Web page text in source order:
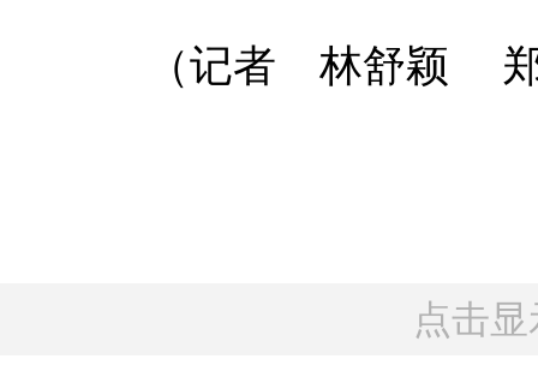
（记者 林舒颖 郑
点击